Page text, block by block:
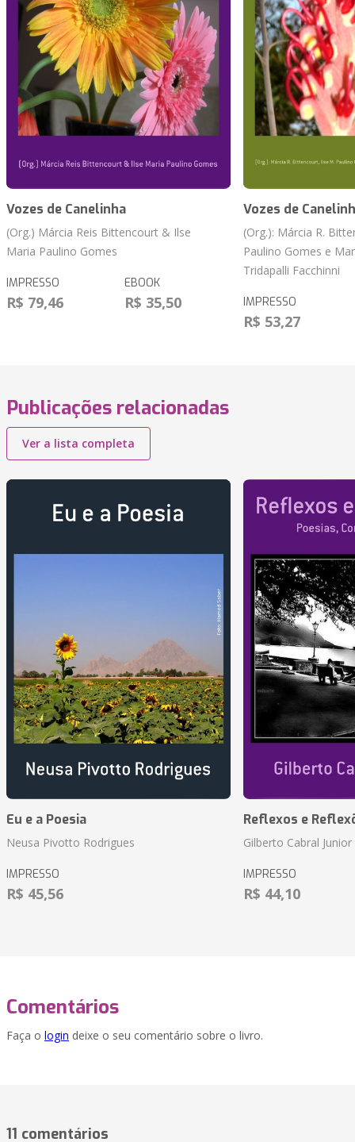
Vozes de Canelinha
(Org.) Márcia Reis Bittencourt & Ilse
Maria Paulino Gomes
IMPRESSO
R$ 79,46
EBOOK
R$ 35,50
Vozes de
(Org.): Márcia R.
Paulino Gomes e
Tridapalli Facchinni
IMPRESSO
R$ 53,27
Publicações relacionadas
Ver a lista completa
Eu e a Poesia
Neusa Pivotto Rodrigues
IMPRESSO
R$ 45,56
Reflexos e
Gilberto Cabral Junior
IMPRESSO
R$ 44,10
Comentários
Faça o login deixe o seu comentário sobre o livro.
11 comentários